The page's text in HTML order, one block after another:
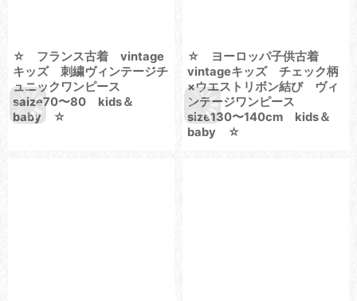
☆ フランス古着 vintage
キッズ 刺繍ヴィンテージチ
ュニックワンピース
saize70〜80 kids＆
baby ☆
☆ ヨーロッパ子供古着
vintageキッズ チェック柄
×ウエストリボン結び ヴィ
ンテージワンピース
size130〜140cm kids＆
baby ☆